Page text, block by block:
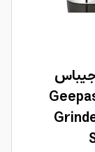
3ب1 أسود جيباس